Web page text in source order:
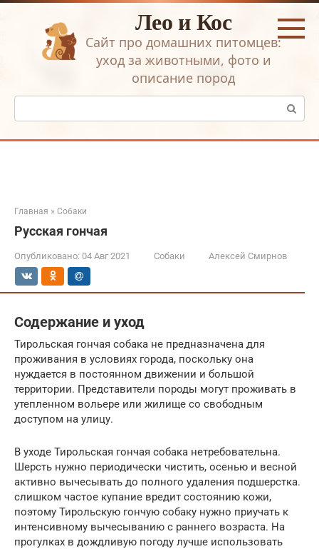
Перейти
Лео и Кос
Сайт про домашних питомцев:
уход за животными, фото и
описание пород
Поиск:
Главная » Собаки
Русская гончая
Опубликовано: 04 Авг 2021 Собаки Алексей Смирнов
Содержание и уход
Тирольская гончая собака не предназначена для
проживания в условиях города, поскольку она
нуждается в постоянном движении и большой
территории. Представители породы могут проживать в
утепленном вольере или жилище со свободным
доступом на улицу.
В уходе Тирольская гончая собака нетребовательна.
Шерсть нужно периодически чистить, осенью и весной
активно вычесывать до полного удаления подшерстка.
слишком частое купание вредит состоянию кожи,
поэтому Тирольскую гончую собаку нужно приучать к
интенсивному вычесыванию с раннего возраста. На
прогулках в дождливую погоду лучше использовать